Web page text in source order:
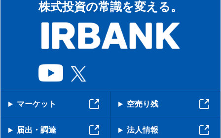
株式投資の常識を変える。
マーケット 空売り残
届出・調達 法人情報